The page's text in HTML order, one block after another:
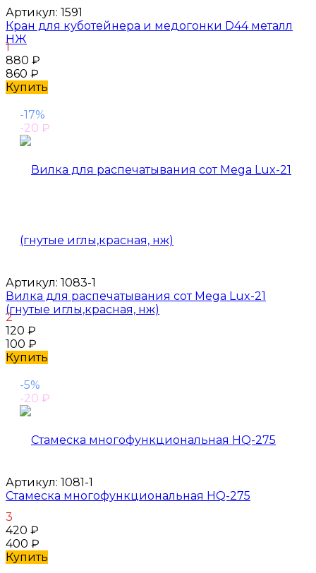
Артикул: 1591
Кран для куботейнера и медогонки D44 металл
НЖ
1
880 ₽
860 ₽
Купить
-17%
-20 ₽
Артикул: 1083-1
Вилка для распечатывания сот Mega Lux-21
(гнутые иглы,красная, нж)
2
120 ₽
100 ₽
Купить
-5%
-20 ₽
Артикул: 1081-1
Стамеска многофункциональная HQ-275
3
420 ₽
400 ₽
Купить